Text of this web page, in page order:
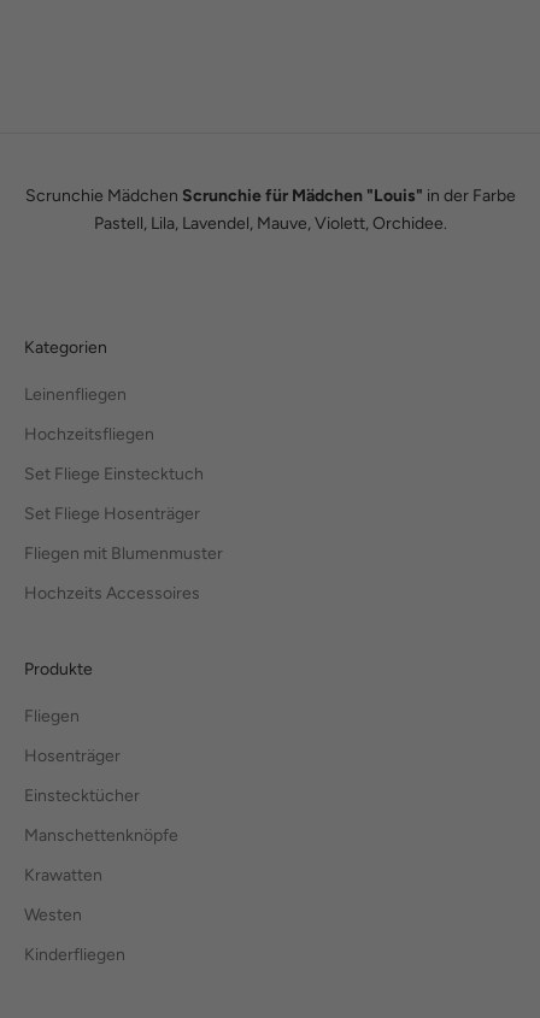
Scrunchie Mädchen Scrunchie für Mädchen "Louis" in der Farbe
Pastell, Lila, Lavendel, Mauve, Violett, Orchidee.
Kategorien
Leinenfliegen
Hochzeitsfliegen
Set Fliege Einstecktuch
Set Fliege Hosenträger
Fliegen mit Blumenmuster
Hochzeits Accessoires
Produkte
Fliegen
Hosenträger
Einstecktücher
Manschettenknöpfe
Krawatten
Westen
Kinderfliegen